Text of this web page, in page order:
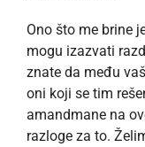
Ono što me brine
mogu izazvati
znate da među
oni koji se tim
amandmane na
razloge za to.